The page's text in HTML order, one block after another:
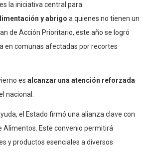
la iniciativa central para
y abrigo a quienes no tienen un
de Acción Prioritario, este año se logró
en comunas afectadas por recortes
es alcanzar una atención reforzada
nacional.
el Estado firmó una alianza clave con
Alimentos. Este convenio permitirá
y productos esenciales a diversos